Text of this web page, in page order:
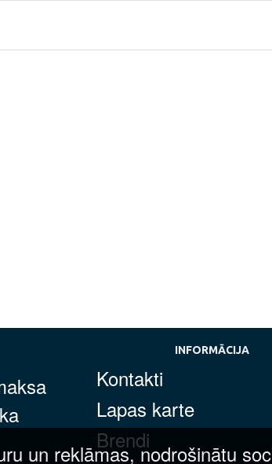
INFORMĀCIJA
Kontakti
Lapas karte
Brendi
un reklāmas, nodrošinātu